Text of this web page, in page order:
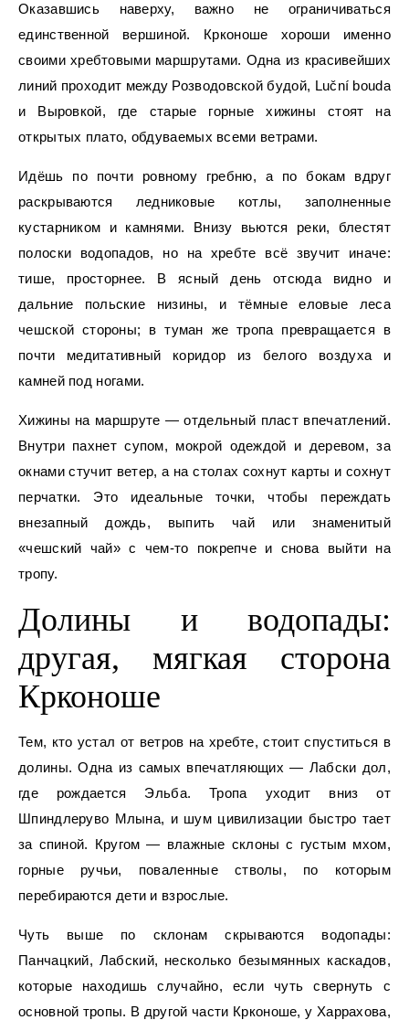
Оказавшись наверху, важно не ограничиваться
единственной вершиной. Крконоше хороши именно
своими хребтовыми маршрутами. Одна из красивейших
линий проходит между Розводовской будой, Luční bouda
и Выровкой, где старые горные хижины стоят на
открытых плато, обдуваемых всеми ветрами.
Идёшь по почти ровному гребню, а по бокам вдруг
раскрываются ледниковые котлы, заполненные
кустарником и камнями. Внизу вьются реки, блестят
полоски водопадов, но на хребте всё звучит иначе:
тише, просторнее. В ясный день отсюда видно и
дальние польские низины, и тёмные еловые леса
чешской стороны; в туман же тропа превращается в
почти медитативный коридор из белого воздуха и
камней под ногами.
Хижины на маршруте — отдельный пласт впечатлений.
Внутри пахнет супом, мокрой одеждой и деревом, за
окнами стучит ветер, а на столах сохнут карты и сохнут
перчатки. Это идеальные точки, чтобы переждать
внезапный дождь, выпить чай или знаменитый
«чешский чай» с чем-то покрепче и снова выйти на
тропу.
Долины и водопады:
другая, мягкая сторона
Крконоше
Тем, кто устал от ветров на хребте, стоит спуститься в
долины. Одна из самых впечатляющих — Лабски дол,
где рождается Эльба. Тропа уходит вниз от
Шпиндлеруво Млына, и шум цивилизации быстро тает
за спиной. Кругом — влажные склоны с густым мхом,
горные ручьи, поваленные стволы, по которым
перебираются дети и взрослые.
Чуть выше по склонам скрываются водопады:
Панчацкий, Лабский, несколько безымянных каскадов,
которые находишь случайно, если чуть свернуть с
основной тропы. В другой части Крконоше, у Харрахова,